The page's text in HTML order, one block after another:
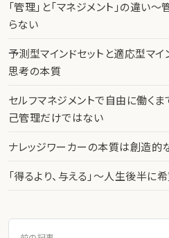
「管理」と「マネジメント」の違い
らない
予測型マインドセットと適応型マイ
思考の本質
セルフマネジメントで自由に働く
己管理だけではない
ナレッジワーカーの本質は創造的
「得るより、与える」〜人生後半に